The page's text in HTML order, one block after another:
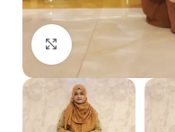
Click to enlarge